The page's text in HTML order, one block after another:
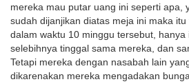
mereka mau putar uang ini seperti apa,
sudah dijanjikan diatas meja ini maka
dalam waktu 10 minggu tersebut, hanya
selebihnya tinggal sama mereka, dan
Tetapi mereka dengan nasabah lain
dikarenakan mereka mengadakan